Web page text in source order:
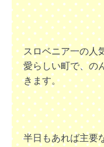
スロベニア一の人
愛らしい町で、の
きます。
半日もあれば主要